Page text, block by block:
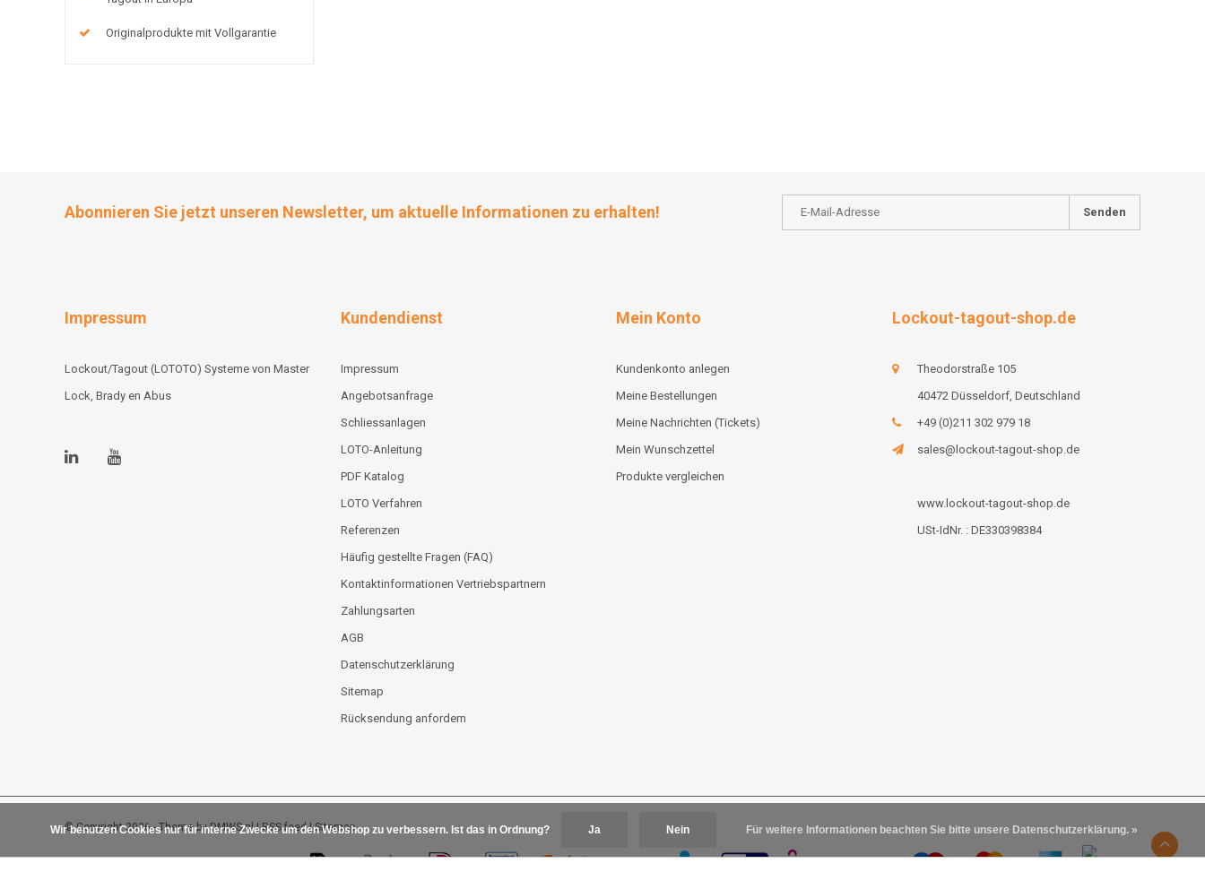
Originalprodukte mit Vollgarantie
Abonnieren Sie jetzt unseren Newsletter, um aktuelle Informationen zu erhalten! Senden
Impressum
Lockout/Tagout (LOTOTO) Systeme von Master
Lock, Brady en Abus
Kundendienst
Impressum
Angebotsanfrage
Schliessanlagen
LOTO-Anleitung
PDF Katalog
LOTO Verfahren
Referenzen
Häufig gestellte Fragen (FAQ)
Kontaktinformationen Vertriebspartnern
Zahlungsarten
AGB
Datenschutzerklärung
Sitemap
Rücksendung anfordern
Mein Konto
Kundenkonto anlegen
Meine Bestellungen
Meine Nachrichten (Tickets)
Mein Wunschzettel
Produkte vergleichen
Lockout-tagout-shop.de
Theodorstraße 105
40472 Düsseldorf, Deutschland
+49 (0)211 302 979 18
sales@lockout-tagout-shop.de
www.lockout-tagout-shop.de
USt-IdNr. : DE330398384
© Copyright 2026 - Theme byDMWS.nl|RSS feed|Sitemap
Wir benutzen Cookies nur für interne Zwecke um den Webshop zu verbessern. Ist das in Ordnung? Ja Nein Für weitere Informationen beachten Sie bitte unsere Datenschutzerklärung. »